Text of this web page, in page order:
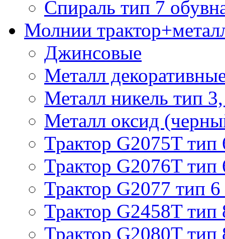
Спираль тип 7
Молнии
Джинсовые
Металл
Металл никель тип
Металл оксид
Трактор G2075T тип
Трактор G2076T тип
Трактор G2077 тип 6
Трактор G2458T тип
Трактор G2080T тип